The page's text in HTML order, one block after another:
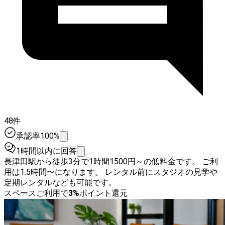
48件
承認率100%
1時間以内に回答
長津田駅から徒歩3分で1時間1500円～の低料金です。 ご利
用は1.5時間〜になります。 レンタル前にスタジオの見学や
定期レンタルなども可能です。
スペースご利用で3%ポイント還元